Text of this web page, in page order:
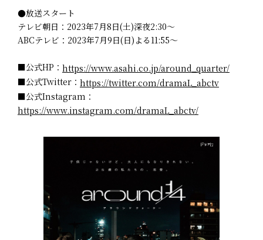
●放送スタート
テレビ朝日：2023年7月8日(土)深夜2:30～
ABCテレビ：2023年7月9日(日)よる11:55～
■公式HP： https://www.asahi.co.jp/around_quarter/
■公式Twitter： https://twitter.com/dramaL_abctv
■公式Instagram：
https://www.instagram.com/dramaL_abctv/